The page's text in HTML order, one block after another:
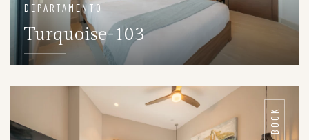
DEPARTAMENTO
Turquoise-103
DETAILS
BOOK